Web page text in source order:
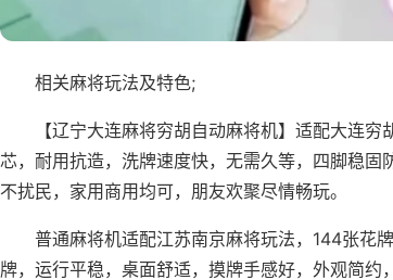
相关麻将玩法及特色;
【辽宁大连麻将穷胡自动麻将机】适配大连
芯，耐用抗造，洗牌速度快，无需久等，四脚稳
不扰民，家用商用均可，朋友欢聚尽情畅玩。
普通麻将机适配江苏南京麻将玩法，144张花
牌，运行平稳，桌面舒适，摸牌手感好，外观简